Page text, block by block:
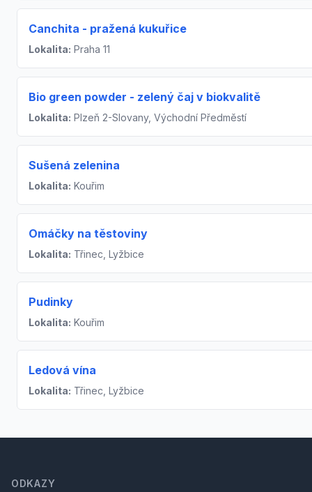
Canchita - pražená kukuřice
Lokalita: Praha 11
Bio green powder - zelený čaj v biokvalitě
Lokalita: Plzeň 2-Slovany, Východní Předměstí
Sušená zelenina
Lokalita: Kouřim
Omáčky na těstoviny
Lokalita: Třinec, Lyžbice
Pudinky
Lokalita: Kouřim
Ledová vína
Lokalita: Třinec, Lyžbice
ODKAZY